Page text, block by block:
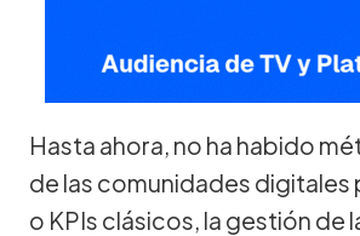
Hasta ahora, no ha habido
de las comunidades digitales
o KPIs clásicos, la gestión